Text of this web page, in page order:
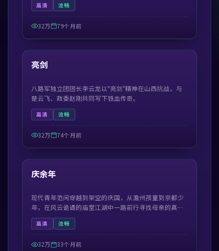
高清 流畅
32万 79个月前
热门
45:09
亮剑
八路军独立团团长李云龙以"亮剑"精神在山西抗战，与
楚云飞、政委赵刚共同写下铁血传奇。
高清 流畅
32万 74个月前
热门
50:59
庆余年
现代青年范闲穿越到架空的庆国，从澹州孩童到京都少
年，在风云诡谲的庙堂江湖中一路前行寻找母亲的真
相。
高清 流畅
32万 33个月前